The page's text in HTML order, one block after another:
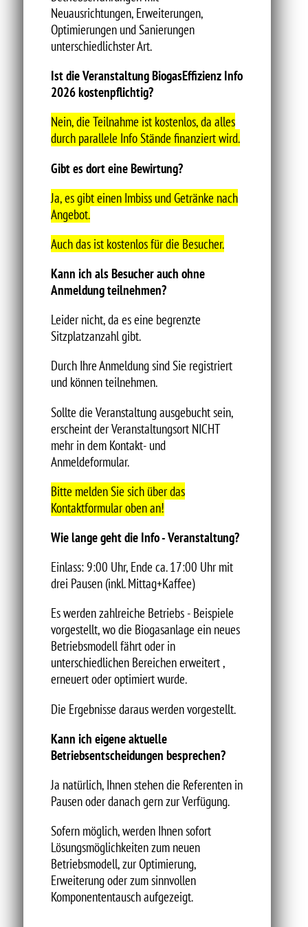
Neuausrichtungen, Erweiterungen,
Optimierungen und Sanierungen
unterschiedlichster Art.
Ist die Veranstaltung BiogasEffizienz Info
2026 kostenpflichtig?
Nein, die Teilnahme ist kostenlos, da alles
durch parallele Info Stände finanziert wird.
Gibt es dort eine Bewirtung?
Ja, es gibt einen Imbiss und Getränke nach
Angebot.
Auch das ist kostenlos für die Besucher.
Kann ich als Besucher auch ohne
Anmeldung teilnehmen?
Leider nicht, da es eine begrenzte
Sitzplatzanzahl gibt.
Durch Ihre Anmeldung sind Sie registriert
und können teilnehmen.
Sollte die Veranstaltung ausgebucht sein,
erscheint der Veranstaltungsort NICHT
mehr in dem Kontakt- und
Anmeldeformular.
Bitte melden Sie sich über das
Kontaktformular oben an!
Wie lange geht die Info - Veranstaltung?
Einlass: 9:00 Uhr, Ende ca. 17:00 Uhr mit
drei Pausen (inkl. Mittag+Kaffee)
Es werden zahlreiche Betriebs - Beispiele
vorgestellt, wo die Biogasanlage ein neues
Betriebsmodell fährt oder in
unterschiedlichen Bereichen erweitert ,
erneuert oder optimiert wurde.
Die Ergebnisse daraus werden vorgestellt.
Kann ich eigene aktuelle
Betriebsentscheidungen besprechen?
Ja natürlich, Ihnen stehen die Referenten in
Pausen oder danach gern zur Verfügung.
Sofern möglich, werden Ihnen sofort
Lösungsmöglichkeiten zum neuen
Betriebsmodell, zur Optimierung,
Erweiterung oder zum sinnvollen
Komponententausch aufgezeigt.